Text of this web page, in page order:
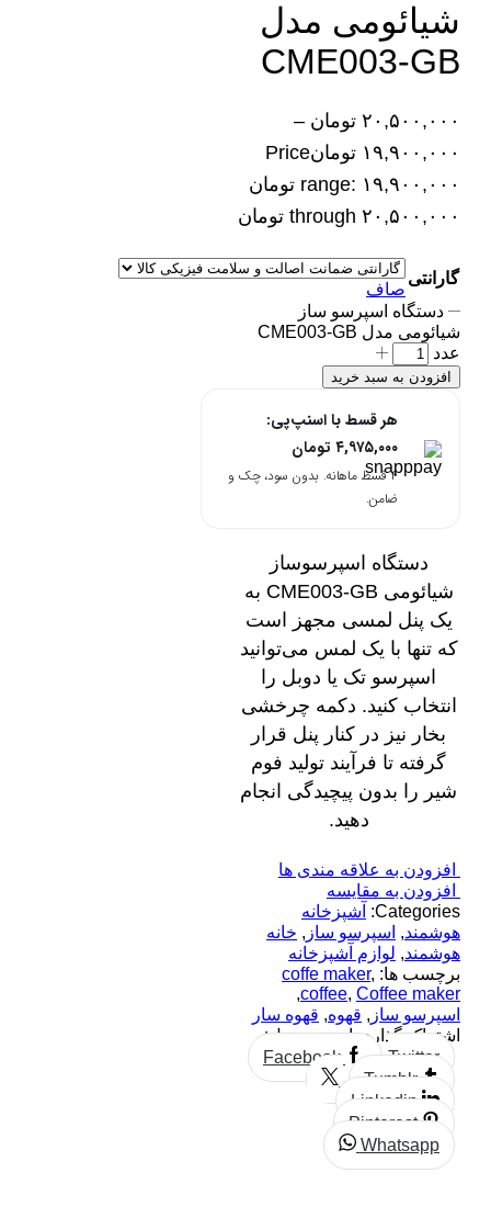
شیائومی مدل
CME003-GB
۲۰,۵۰۰,۰۰۰ تومان –
۱۹,۹۰۰,۰۰۰ تومانPrice
range: ۱۹,۹۰۰,۰۰۰ تومان
through ۲۰,۵۰۰,۰۰۰ تومان
گارانتی
صاف
دستگاه اسپرسو ساز
شیائومی مدل CME003-GB
عدد
افزودن به سبد خرید
هر قسط با اسنپ‌پی:
۴,۹۷۵,۰۰۰ تومان
۴ قسط ماهانه. بدون سود، چک و
ضامن.
دستگاه اسپرسوساز
شیائومی CME003-GB به
یک پنل لمسی مجهز است
که تنها با یک لمس می‌توانید
اسپرسو تک یا دوبل را
انتخاب کنید. دکمه چرخشی
بخار نیز در کنار پنل قرار
گرفته تا فرآیند تولید فوم
شیر را بدون پیچیدگی انجام
دهید.
افزودن به علاقه مندی ها
افزودن به مقایسه
Categories:
آشپزخانه
هوشمند, اسپرسو ساز , خانه
هوشمند, لوازم آشپزخانه
برچسب ها: coffe maker,
coffee, Coffee maker
,
اسپرسو ساز , قهوه, قهوه سار
اشتراک گذاری این محصول:
Facebook
Twitter
Tumblr
Linkedin
Pinterest
Whatsapp